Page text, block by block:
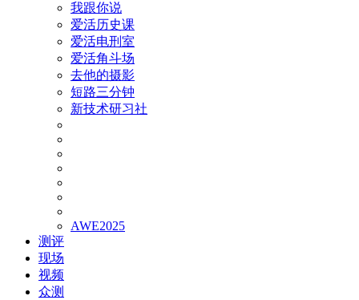
我跟你说
爱活历史课
爱活电刑室
爱活角斗场
去他的摄影
短路三分钟
新技术研习社
AWE2025
测评
现场
视频
众测